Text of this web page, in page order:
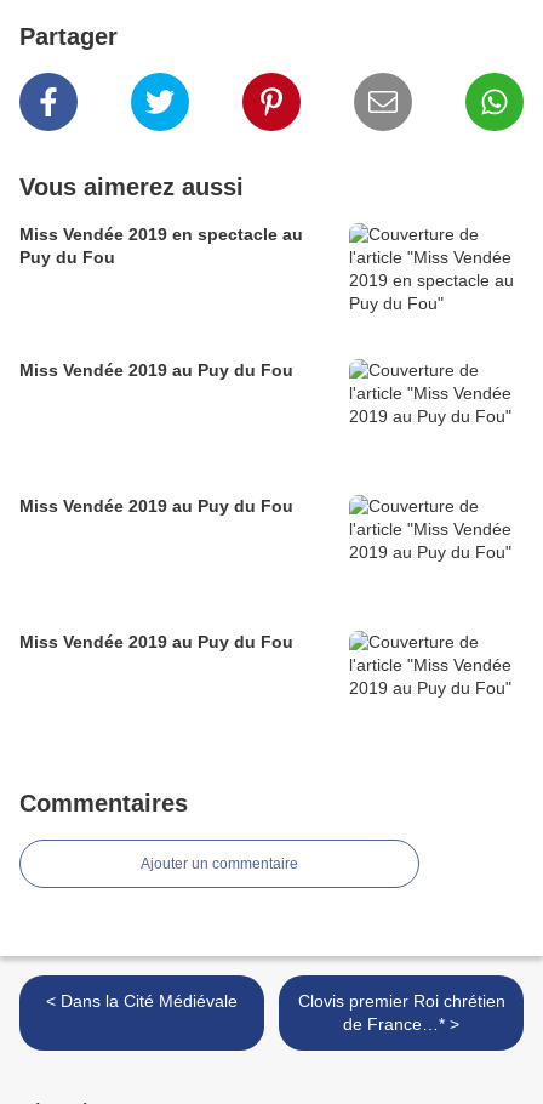
Partager
Vous aimerez aussi
Miss Vendée 2019 en spectacle au
Puy du Fou
Miss Vendée 2019 au Puy du Fou
Miss Vendée 2019 au Puy du Fou
Miss Vendée 2019 au Puy du Fou
Commentaires
Ajouter un commentaire
< Dans la Cité Médiévale
Clovis premier Roi chrétien
de France…* >